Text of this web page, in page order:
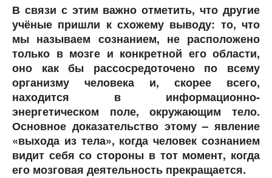
В связи с этим важно отметить, что другие
учёные пришли к схожему выводу: то, что
мы называем сознанием, не расположено
только в мозге и конкретной его области,
оно как бы рассосредоточено по всему
организму человека и, скорее всего,
находится в информационно-
энергетическом поле, окружающим тело.
Основное доказательство этому – явление
«выхода из тела», когда человек сознанием
видит себя со стороны в тот момент, когда
его мозговая деятельность прекращается.